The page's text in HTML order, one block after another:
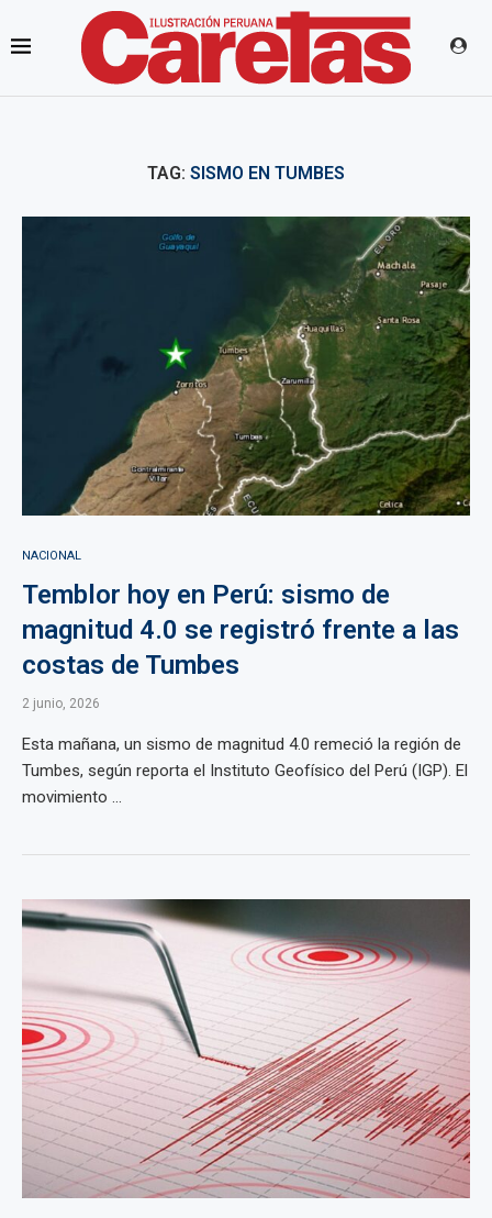
TAG: SISMO EN TUMBES
NACIONAL
Temblor hoy en Perú: sismo de
magnitud 4.0 se registró frente a las
costas de Tumbes
2 junio, 2026
Esta mañana, un sismo de magnitud 4.0 remeció la región de
Tumbes, según reporta el Instituto Geofísico del Perú (IGP). El
movimiento ...